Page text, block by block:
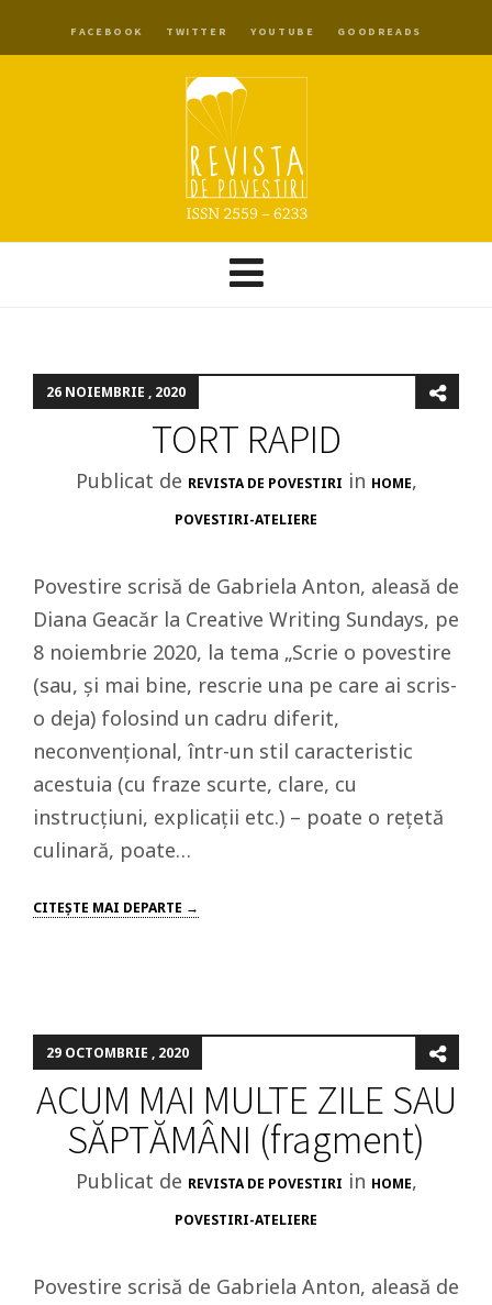
FACEBOOK TWITTER YOUTUBE GOODREADS
26 NOIEMBRIE , 2020
TORT RAPID
Publicat de REVISTA DE POVESTIRI in HOME,
POVESTIRI-ATELIERE
Povestire scrisă de Gabriela Anton, aleasă de
Diana Geacăr la Creative Writing Sundays, pe
8 noiembrie 2020, la tema „Scrie o povestire
(sau, și mai bine, rescrie una pe care ai scris-
o deja) folosind un cadru diferit,
neconvențional, într-un stil caracteristic
acestuia (cu fraze scurte, clare, cu
instrucțiuni, explicații etc.) – poate o rețetă
culinară, poate…
CITEŞTE MAI DEPARTE →
29 OCTOMBRIE , 2020
ACUM MAI MULTE ZILE SAU
SĂPTĂMÂNI (fragment)
Publicat de REVISTA DE POVESTIRI in HOME,
POVESTIRI-ATELIERE
Povestire scrisă de Gabriela Anton, aleasă de